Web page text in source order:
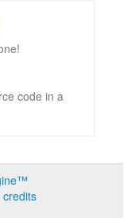
code in a
credits